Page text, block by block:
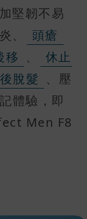
堅韌不易
、
頭瘡
移 、
休止
脫髮 、壓
體驗，即
Men F8